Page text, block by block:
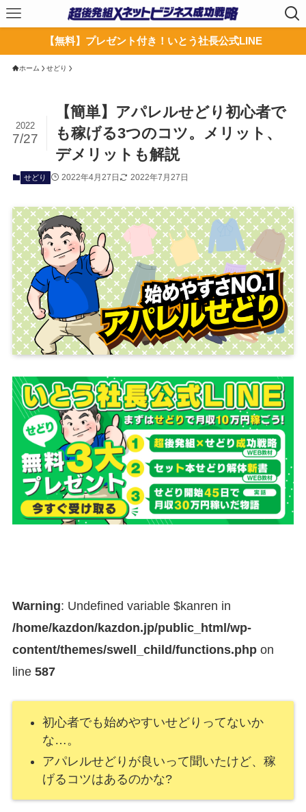
【無料】プレゼント付き！いとう社長公式LINE
ホーム せどり
【簡単】アパレルせどり初心者で
も稼げる3つのコツ。メリット、
デメリットも解説
2022
7/27
せどり 2022年4月27日 2022年7月27日
Warning: Undefined variable $kanren in
/home/kazdon/kazdon.jp/public_html/wp-
content/themes/swell_child/functions.phpon
line 587
初心者でも始めやすいせどりってないか
な…。
アパレルせどりが良いって聞いたけど、稼
げるコツはあるのかな?